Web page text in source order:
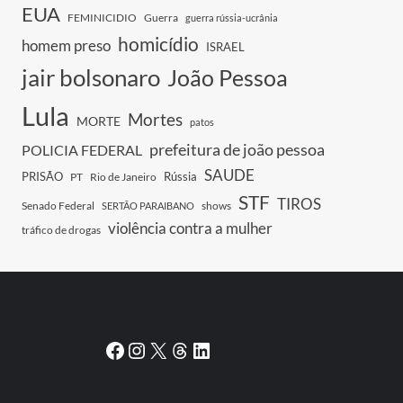
EUA FEMINICIDIO Guerra guerra rússia-ucrânia
homem preso homicídio ISRAEL
jair bolsonaro João Pessoa
Lula MORTE Mortes patos
POLICIA FEDERAL prefeitura de joão pessoa
PRISÃO PT Rio de Janeiro Rússia SAUDE
Senado Federal SERTÃO PARAIBANO shows STF TIROS
tráfico de drogas violência contra a mulher
Facebook
Instagram
X Threads
LinkedIn